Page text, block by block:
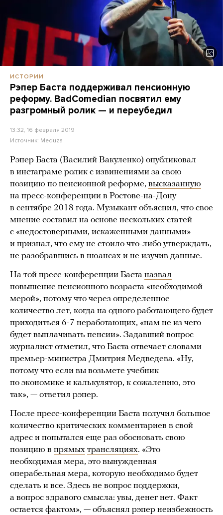
ИСТОРИИ
Рэпер Баста поддерживал пенсионную
реформу. BadComedian посвятил ему
разгромный ролик — и переубедил
13:32, 16 февраля 2019
Источник: Meduza
Рэпер Баста (Василий Вакуленко) опубликовал
в инстаграме ролик с извинениями за свою
позицию по пенсионной реформе, высказанную
на пресс-конференции в Ростове-на-Дону
в сентябре 2018 года. Музыкант объяснил, что свое
мнение составил на основе нескольких статей
с «недостоверными, искаженными данными»
и признал, что ему не стоило что-либо утверждать,
не разобравшись в нюансах и не изучив данные.
На той пресс-конференции Баста назвал
повышение пенсионного возраста «необходимой
мерой», потому что через определенное
количество лет, когда на одного работающего будет
приходиться 6-7 неработающих, «нам не из чего
будет выплачивать пенсии». Задавший вопрос
журналист отметил, что Баста отвечает словами
премьер-министра Дмитрия Медведева. «Ну,
потому что если вы возьмете учебник
по экономике и калькулятор, к сожалению, это
так», — ответил рэпер.
После пресс-конференции Баста получил большое
количество критических комментариев в свой
адрес и попытался еще раз обосновать свою
позицию в прямых трансляциях. «Это
необходимая мера, это вынужденная
операбельная мера, которую необходимо будет
сделать и все. Здесь не вопрос поддержки,
а вопрос здравого смысла: увы, денег нет. Факт
остается фактом», — объяснял рэпер неизбежность